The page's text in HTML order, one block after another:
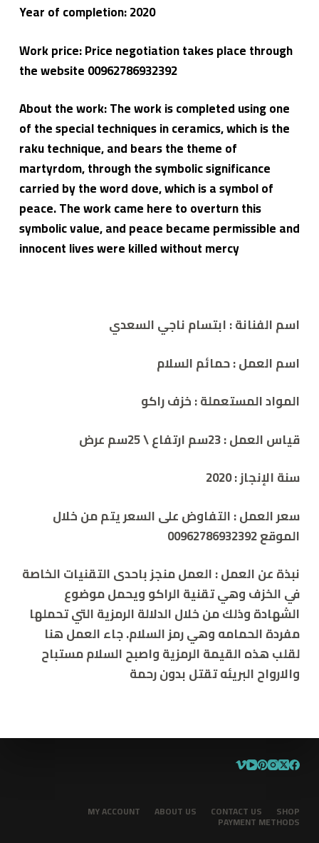
Year of completion: 2020
Work price: Price negotiation takes place through
the website 00962786932392
About the work: The work is completed using one
of the special techniques in ceramics, which is the
raku technique, and bears the theme of
martyrdom, through the symbolic significance
carried by the word dove, which is a symbol of
peace. The work came here to overturn this
symbolic value, and peace became permissible and
innocent lives were killed without mercy
اسم الفنانة : ابتسام ناجي السعدي
اسم العمل :حمائم السلام
المواد المستعملة :خزف راكو
قياس العمل :23سم ارتفاع \ 25سم عرض
سنة الإنجاز :2020
سعر العمل : التفاوض على السعر يتم من خلال
الموقع 00962786932392
نبذة عن العمل :العمل منجز باحدى التقنيات الخاصة
في الخزف وهي تقنية الراكو ويحمل موضوع
الشهادة وذلك من خلال الدلالة الرمزية التي تحملها
مفردة الحمامه وهي رمز السلام. جاء العمل هنا
لقلب هذه القيمة الرمزية واصبح السلام مستباح
والارواح البريئه تقتل بدون رحمة
SHOP
CONTACT US
ABOUT US
MY ACCOUNT
PAYMENT METHODS